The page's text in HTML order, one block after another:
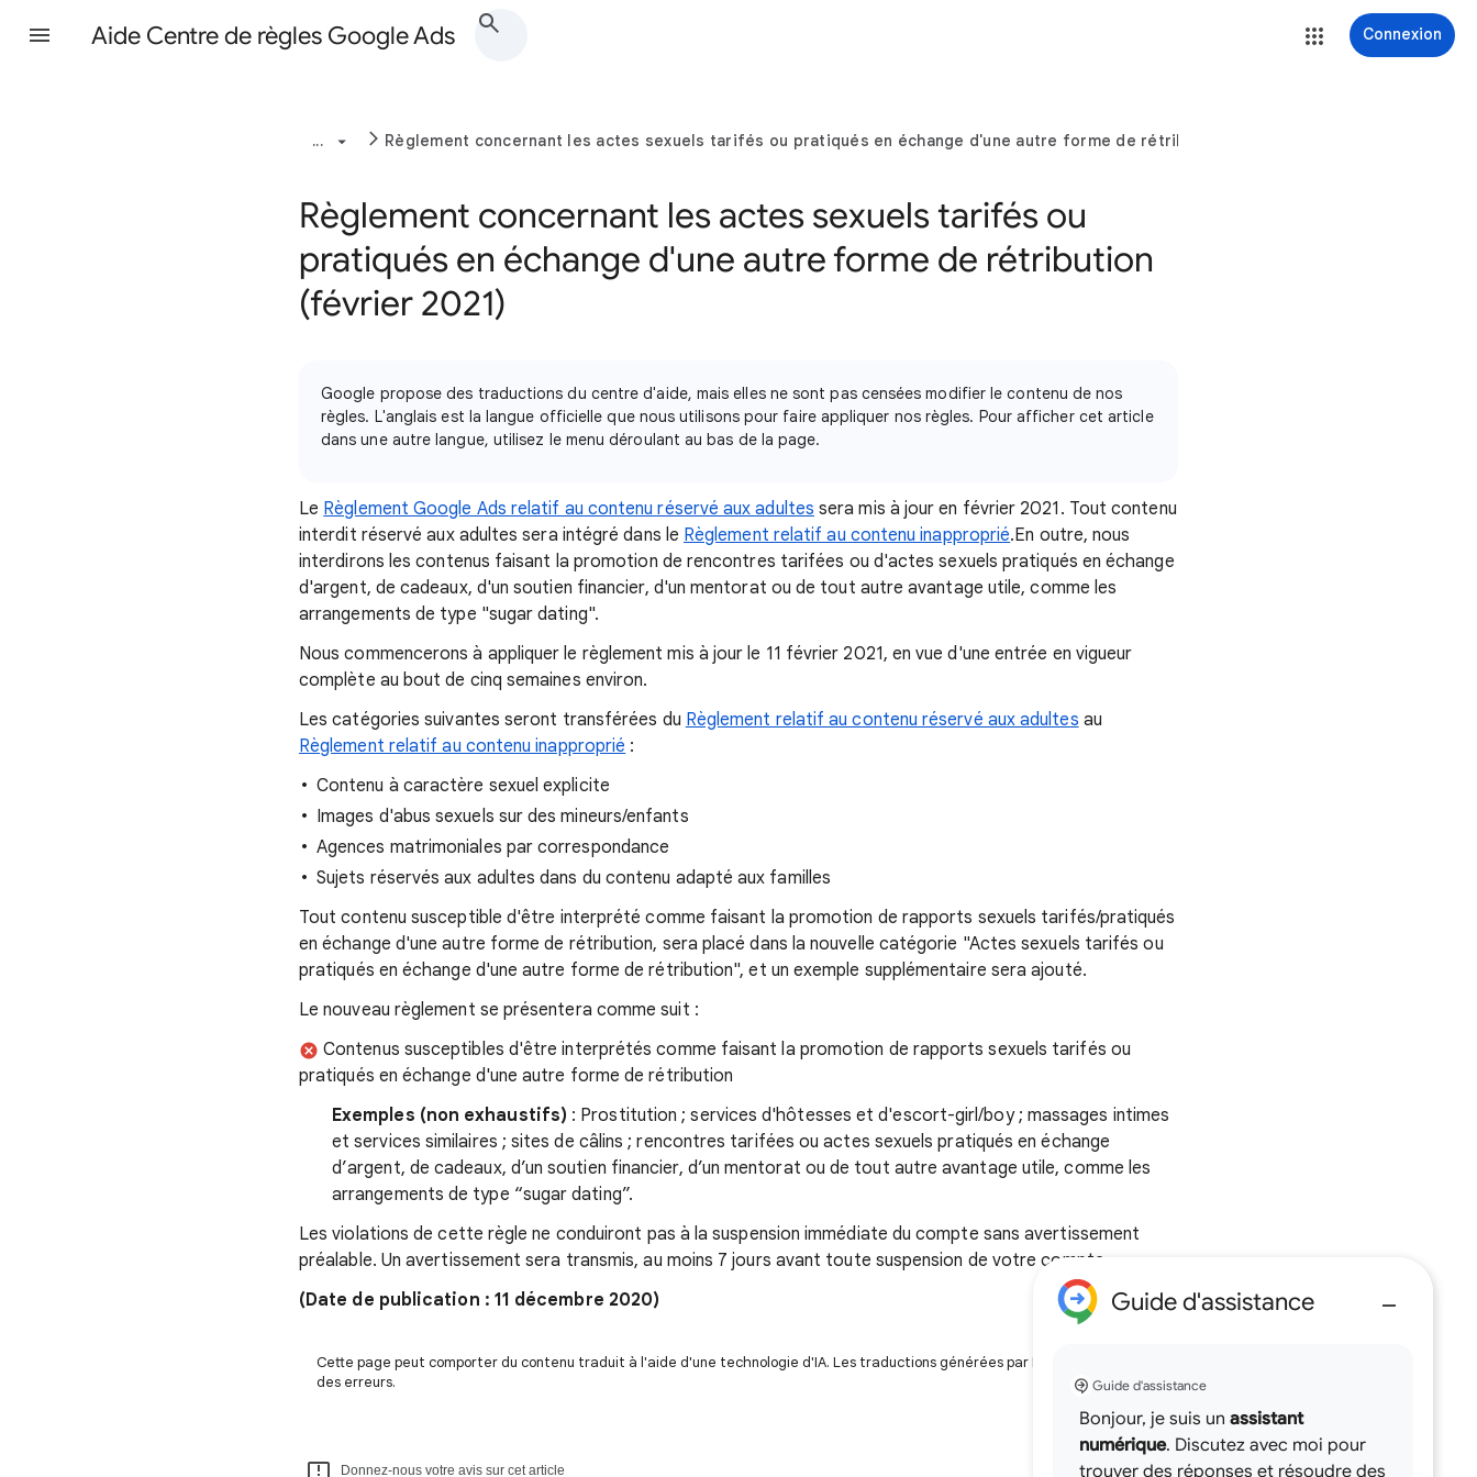
Aide Centre de règles Google Ads Connexion
... Règlement concernant les actes sexuels tarifés ou pratiqués en échange d'une autre forme de rétribution (février&nbsp;2021)
Règlement concernant les actes sexuels tarifés ou
pratiqués en échange d'une autre forme de rétribution
(février 2021)
Google propose des traductions du centre d'aide, mais elles ne sont pas censées modifier le contenu de nos
règles. L'anglais est la langue officielle que nous utilisons pour faire appliquer nos règles. Pour afficher cet article
dans une autre langue, utilisez le menu déroulant au bas de la page.
Le Règlement Google Ads relatif au contenu réservé aux adultes sera mis à jour en février 2021. Tout contenu
interdit réservé aux adultes sera intégré dans le Règlement relatif au contenu inapproprié.En outre, nous
interdirons les contenus faisant la promotion de rencontres tarifées ou d'actes sexuels pratiqués en échange
d'argent, de cadeaux, d'un soutien financier, d'un mentorat ou de tout autre avantage utile, comme les
arrangements de type "sugar dating".
Nous commencerons à appliquer le règlement mis à jour le 11 février 2021, en vue d'une entrée en vigueur
complète au bout de cinq semaines environ.
Les catégories suivantes seront transférées du Règlement relatif au contenu réservé aux adultes au
Règlement relatif au contenu inapproprié :
Contenu à caractère sexuel explicite
Images d'abus sexuels sur des mineurs/enfants
Agences matrimoniales par correspondance
Sujets réservés aux adultes dans du contenu adapté aux familles
Tout contenu susceptible d'être interprété comme faisant la promotion de rapports sexuels tarifés/pratiqués
en échange d'une autre forme de rétribution, sera placé dans la nouvelle catégorie "Actes sexuels tarifés ou
pratiqués en échange d'une autre forme de rétribution", et un exemple supplémentaire sera ajouté.
Le nouveau règlement se présentera comme suit :
Contenus susceptibles d'être interprétés comme faisant la promotion de rapports sexuels tarifés ou
pratiqués en échange d'une autre forme de rétribution
Exemples (non exhaustifs) : Prostitution ; services d'hôtesses et d'escort-girl/boy ; massages intimes
et services similaires ; sites de câlins ; rencontres tarifées ou actes sexuels pratiqués en échange
d’argent, de cadeaux, d’un soutien financier, d’un mentorat ou de tout autre avantage utile, comme les
arrangements de type “sugar dating”.
Les violations de cette règle ne conduiront pas à la suspension immédiate du compte sans avertissement
préalable. Un avertissement sera transmis, au moins 7 jours avant toute suspension de votre compte.
(Date de publication : 11 décembre 2020)
Cette page peut comporter du contenu traduit à l'aide d'une technologie d'IA. Les traductions générées par IA peuvent contenir
des erreurs.
Donnez-nous votre avis sur cet article
Guide d'assistance
Guide d'assistance
Bonjour, je suis un assistant
numérique. Discutez avec moi pour
trouver des réponses et résoudre des